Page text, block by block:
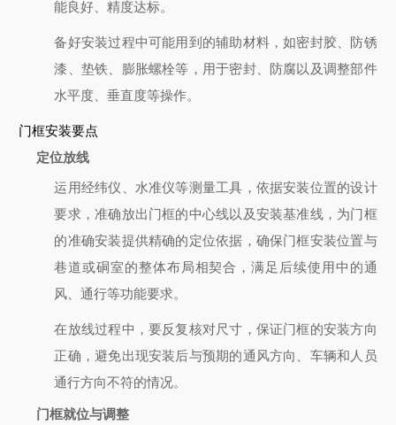
能良好、精度达标。
备好安装过程中可能用到的辅助材料，如密封胶、防锈
漆、垫铁、膨胀螺栓等，用于密封、防腐以及调整部件
水平度、垂直度等操作。
门框安装要点
定位放线
运用经纬仪、水准仪等测量工具，依据安装位置的设计
要求，准确放出门框的中心线以及安装基准线，为门框
的准确安装提供精确的定位依据，确保门框安装位置与
巷道或硐室的整体布局相契合，满足后续使用中的通
风、通行等功能要求。
在放线过程中，要反复核对尺寸，保证门框的安装方向
正确，避免出现安装后与预期的通风方向、车辆和人员
通行方向不符的情况。
门框就位与调整